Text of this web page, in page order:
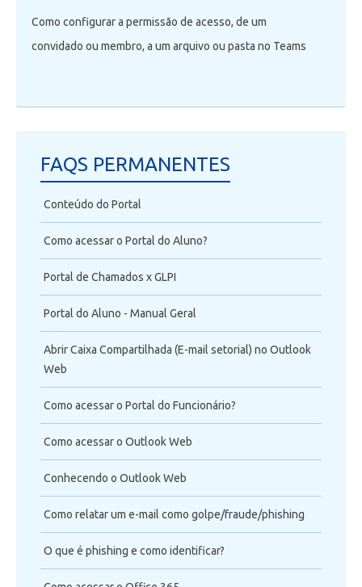
Como configurar a permissão de acesso, de um
convidado ou membro, a um arquivo ou pasta no Teams
FAQS PERMANENTES
Conteúdo do Portal
Como acessar o Portal do Aluno?
Portal de Chamados x GLPI
Portal do Aluno - Manual Geral
Abrir Caixa Compartilhada (E-mail setorial) no Outlook
Web
Como acessar o Portal do Funcionário?
Como acessar o Outlook Web
Conhecendo o Outlook Web
Como relatar um e-mail como golpe/fraude/phishing
O que é phishing e como identificar?